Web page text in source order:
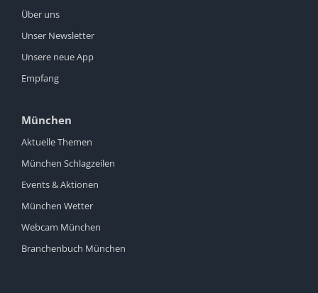
Über uns
Unser Newsletter
Unsere neue App
Empfang
München
Aktuelle Themen
München Schlagzeilen
Events & Aktionen
München Wetter
Webcam München
Branchenbuch München